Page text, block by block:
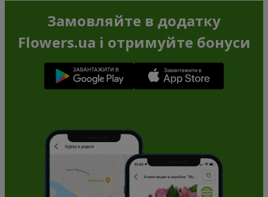
Замовляйте в додатку
Flowers.ua і отримуйте бонуси